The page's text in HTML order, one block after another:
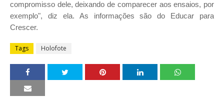
compromisso dele, deixando de comparecer aos ensaios, por
exemplo", diz ela. As informações são do Educar para
Crescer.
Tags Holofote